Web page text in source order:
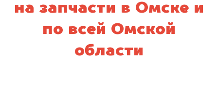
на запчасти в Омске и
по всей Омской
области